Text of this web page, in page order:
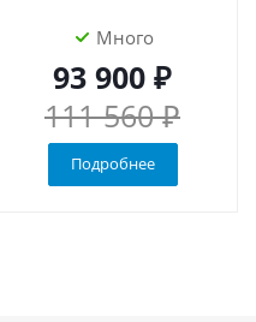
Много
93 900 ₽
111 560 ₽
Подробнее